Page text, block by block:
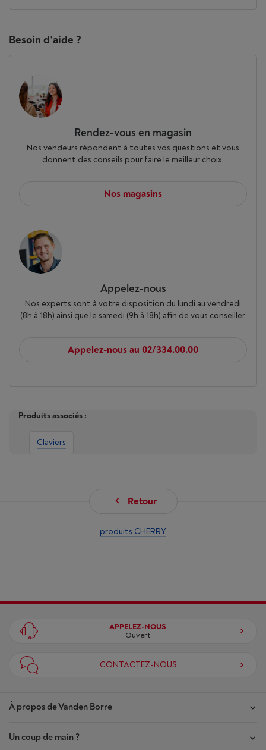
Besoin d'aide ?
Rendez-vous en magasin
Nos vendeurs répondent à toutes vos questions et vous
donnent des conseils pour faire le meilleur choix.
Nos magasins
Appelez-nous
Nos experts sont à votre disposition du lundi au vendredi
(8h à 18h) ainsi que le samedi (9h à 18h) afin de vous conseiller.
Appelez-nous au 02/334.00.00
Produits associés :
Claviers
Retour
produits CHERRY
À propos de Vanden Borre
Nos magasins
Un coup de main ?
APPELEZ-NOUS
Ouvert
CONTACTEZ-NOUS